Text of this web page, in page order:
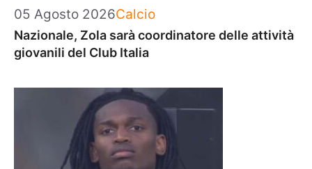
05 Agosto 2026Categorie
Calcio
Nazionale, Zola sarà coordinatore delle attività
giovanili del Club Italia